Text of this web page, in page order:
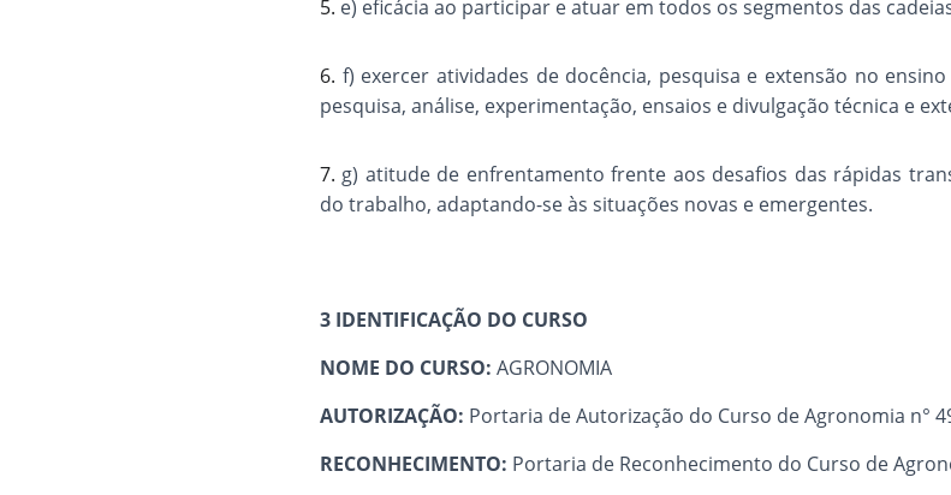
5. e) eficácia ao participar e atuar em todos os segmentos das
6. f) exercer atividades de docência, pesquisa e extensão no
pesquisa, análise, experimentação, ensaios e divulgação técnica e
7. g) atitude de enfrentamento frente aos desafios das rápidas
do trabalho, adaptando-se às situações novas e emergentes.
3 IDENTIFICAÇÃO DO CURSO
NOME DO CURSO: AGRONOMIA
AUTORIZAÇÃO: Portaria de Autorização do Curso de Agronomia n°
RECONHECIMENTO: Portaria de Reconhecimento do Curso de